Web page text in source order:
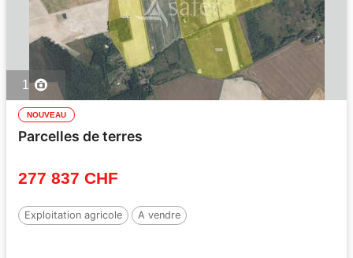
1
NOUVEAU
Parcelles de terres
277 837 CHF
Exploitation agricole A vendre